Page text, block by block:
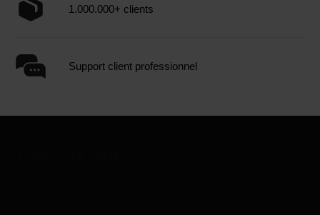
1.000.000+ clients
Support client professionnel